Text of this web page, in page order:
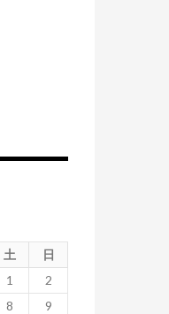
土
日
1
2
8
9